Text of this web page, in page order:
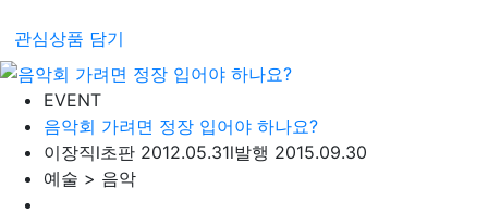
관심상품 담기
EVENT
음악회 가려면 정장 입어야 하나요?
이장직l초판 2012.05.31l발행 2015.09.30
예술 > 음악